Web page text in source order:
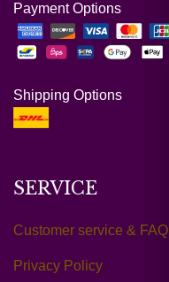
Payment Options
Shipping Options
SERVICE
Customer service & FAQ
Privacy Policy